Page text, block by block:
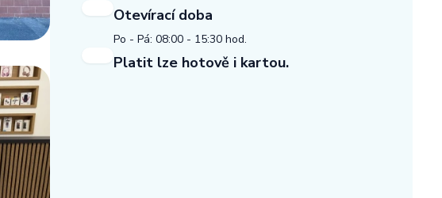
Otevírací doba
Po - Pá: 08:00 - 15:30 hod.
Platit lze hotově i kartou.